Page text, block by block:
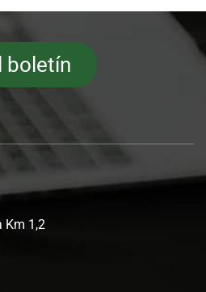
boletín
Km 1,2